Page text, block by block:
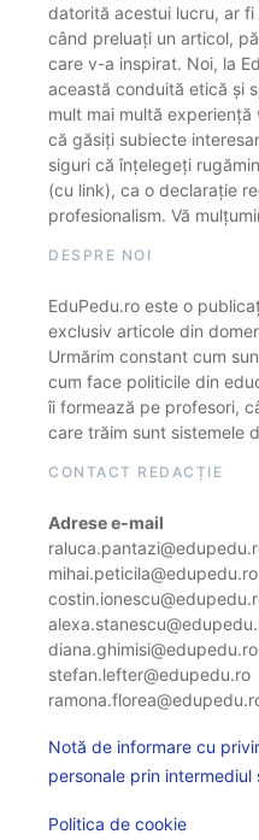
datorită acestui lucru, ar
când preluați un articol,
care v-a inspirat. Noi, la
această conduită etică și
mult mai multă
că găsiți subiecte
siguri că înțelegeți
(cu link), ca o declarație
profesionalism. Vă
DESPRE NOI
EduPedu.ro este o
exclusiv articole din
Urmărim constant cum
cum face politicile din
îi formează pe profesori,
care trăim sunt sistemele
CONTACT REDACȚIE
Adrese e-mail
mihai.peticila@edupedu.ro
diana.ghimisi@edupedu.ro
stefan.lefter@edupedu.ro
Notă de informare cu
personale prin intermediul
Politica de cookie